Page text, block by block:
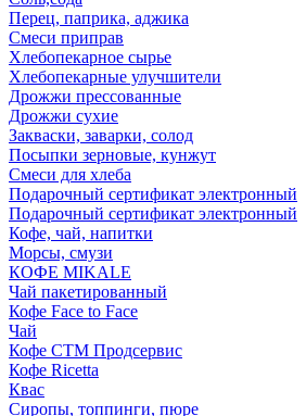
Перец, паприка, аджика
Смеси приправ
Хлебопекарное сырье
Хлебопекарные улучшители
Дрожжи прессованные
Дрожжи сухие
Закваски, заварки, солод
Посыпки зерновые, кунжут
Смеси для хлеба
Подарочный сертификат электронный
Подарочный сертификат электронный
Кофе, чай, напитки
Морсы, смузи
КОФЕ MIKALE
Чай пакетированный
Кофе Face to Face
Чай
Кофе СТМ Продсервис
Кофе Ricetta
Квас
Сиропы, топпинги, пюре